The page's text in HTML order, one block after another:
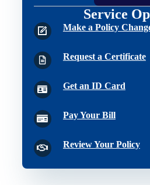
Service
Make a Policy
Request a Certificate
Get an ID Card
Pay Your Bill
Review Your Policy